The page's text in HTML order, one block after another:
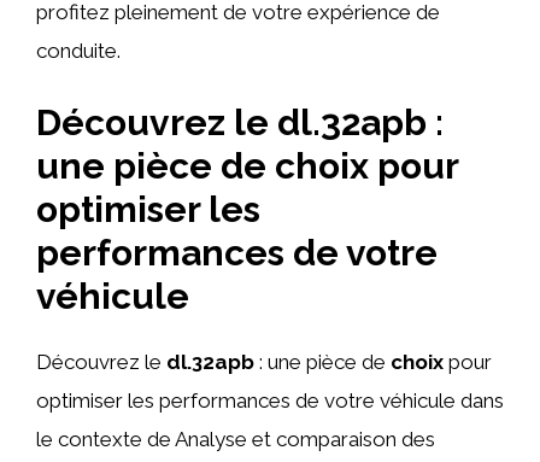
profitez pleinement de votre expérience de
conduite.
Découvrez le dl.32apb :
une pièce de choix pour
optimiser les
performances de votre
véhicule
Découvrez le dl.32apb : une pièce de choix pour
optimiser les performances de votre véhicule dans
le contexte de Analyse et comparaison des